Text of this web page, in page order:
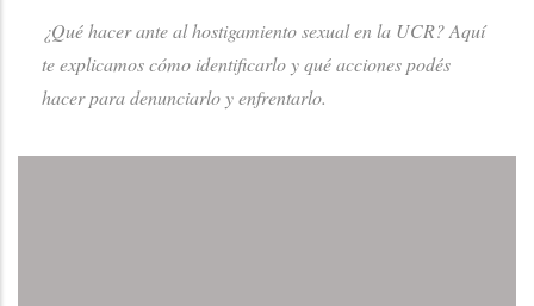
¿Qué hacer ante al hostigamiento sexual en la UCR? Aquí
te explicamos cómo identificarlo y qué acciones podés
hacer para denunciarlo y enfrentarlo.